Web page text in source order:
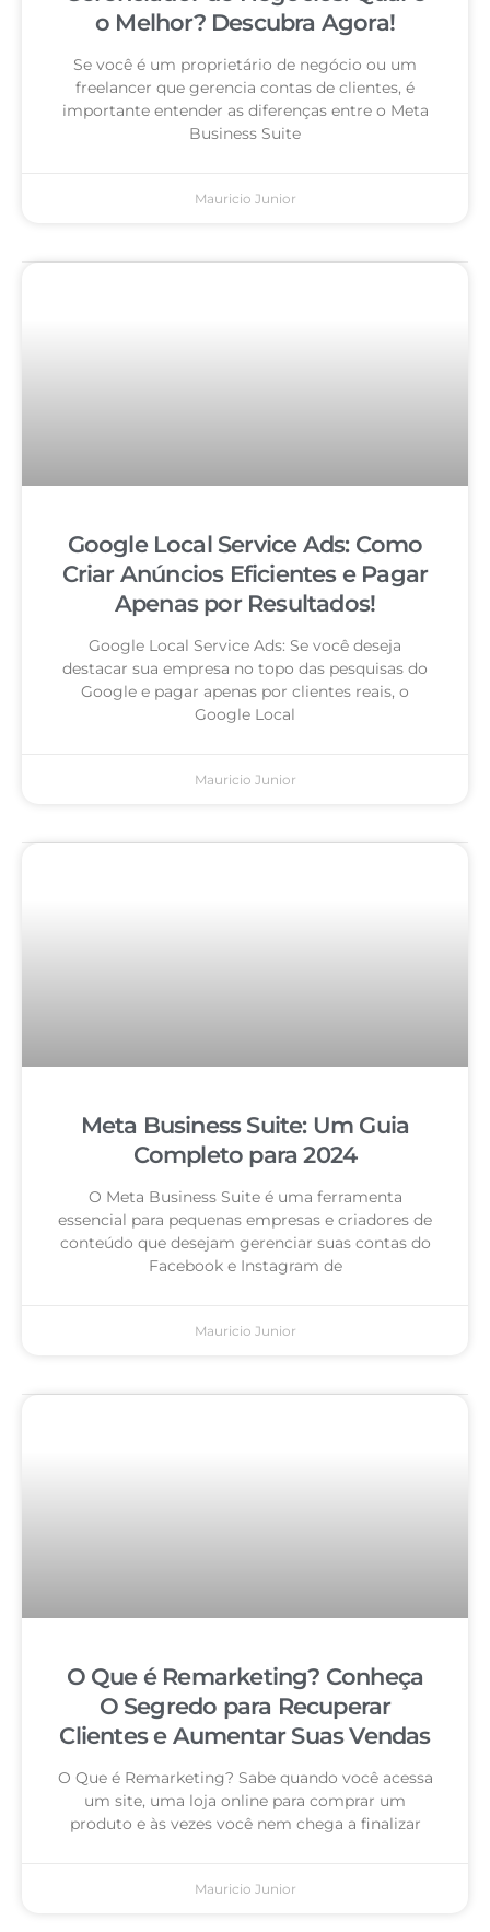
o Melhor? Descubra Agora!
Se você é um proprietário de negócio ou um
freelancer que gerencia contas de clientes, é
importante entender as diferenças entre o Meta
Business Suite
Mauricio Junior
Google Local Service Ads: Como
Criar Anúncios Eficientes e Pagar
Apenas por Resultados!
Google Local Service Ads: Se você deseja
destacar sua empresa no topo das pesquisas do
Google e pagar apenas por clientes reais, o
Google Local
Mauricio Junior
Meta Business Suite: Um Guia
Completo para 2024
O Meta Business Suite é uma ferramenta
essencial para pequenas empresas e criadores de
conteúdo que desejam gerenciar suas contas do
Facebook e Instagram de
Mauricio Junior
O Que é Remarketing? Conheça
O Segredo para Recuperar
Clientes e Aumentar Suas Vendas
O Que é Remarketing? Sabe quando você acessa
um site, uma loja online para comprar um
produto e às vezes você nem chega a finalizar
Mauricio Junior